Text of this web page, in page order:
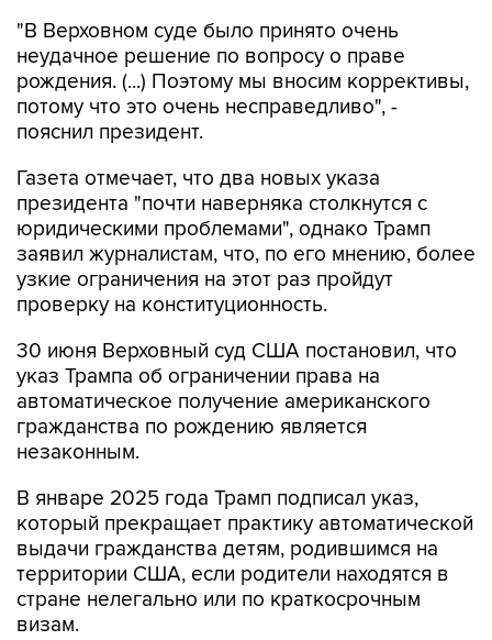
"В Верховном суде было принято очень
неудачное решение по вопросу о праве
рождения. (...) Поэтому мы вносим коррективы,
потому что это очень несправедливо", -
пояснил президент.
Газета отмечает, что два новых указа
президента "почти наверняка столкнутся с
юридическими проблемами", однако Трамп
заявил журналистам, что, по его мнению, более
узкие ограничения на этот раз пройдут
проверку на конституционность.
30 июня Верховный суд США постановил, что
указ Трампа об ограничении права на
автоматическое получение американского
гражданства по рождению является
незаконным.
В январе 2025 года Трамп подписал указ,
который прекращает практику автоматической
выдачи гражданства детям, родившимся на
территории США, если родители находятся в
стране нелегально или по краткосрочным
визам.